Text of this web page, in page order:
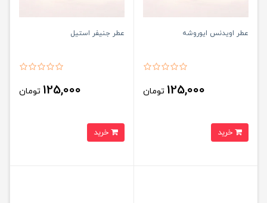
عطر اویدنس ایوروشه
125,000 تومان
عطر جنیفر استیل
125,000 تومان